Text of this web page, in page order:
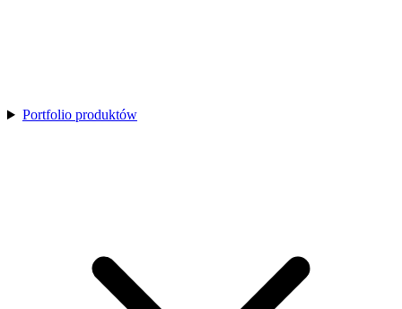
Portfolio produktów